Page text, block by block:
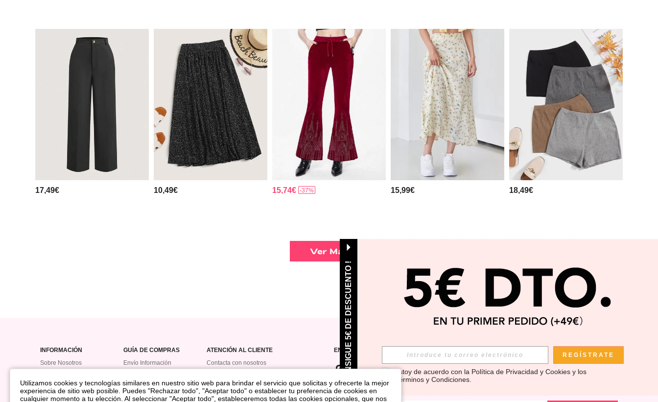
17,49€ 10,49€ 15,74€ -37% 15,99€ 18,49€
Ver Más
INFORMACIÓN
Sobre Nosotros
GUÍA DE COMPRAS
Envío Información
Reembolso
Cómo Seguir Mi Pedido
ATENCIÓN AL CLIENTE
Contacta con nosotros
Programa De Regalo De
Puntos
ENCUÉNTRANOS EN
SUSCRÍBETE PARA RECIBIR OFERTAS EXCLUSIVAS, PROMOCIONES Y NOTICIAS DE ROMWE
Utilizamos cookies y tecnologías similares en nuestro sitio web para brindar el servicio que solicitas y ofrecerte la mejor
experiencia de sitio web posible. Puedes "Rechazar todo", "Aceptar todo" o establecer tu preferencia de cookies en
cualquier momento a tu elección. Al seleccionar "Aceptar todo", estableceremos todas las cookies opcionales, que nos
¡ CONSIGUE 5€ DE DESCUENTO ! REGÍSTRATE
Estoy de acuerdo con la Política de Privacidad y Cookies y los
Términos y Condiciones